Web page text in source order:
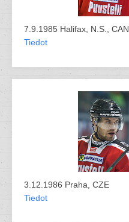
7.9.1985 Halifax, N.S., CAN
Tiedot
3.12.1986 Praha, CZE
Tiedot